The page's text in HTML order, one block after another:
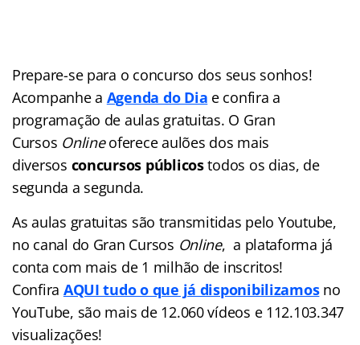
Prepare-se para o concurso dos seus sonhos!
Acompanhe a Agenda do Dia e confira a
programação de aulas gratuitas. O Gran
Cursos Onlineoferece aulões dos mais
diversos concursos públicostodos os dias, de
segunda a segunda.
As aulas gratuitas são transmitidas pelo Youtube,
no canal do Gran Cursos Online, a plataforma já
conta com mais de 1 milhão de inscritos!
Confira AQUI tudo o que já disponibilizamosno
YouTube, são mais de 12.060 vídeos e 112.103.347
visualizações!